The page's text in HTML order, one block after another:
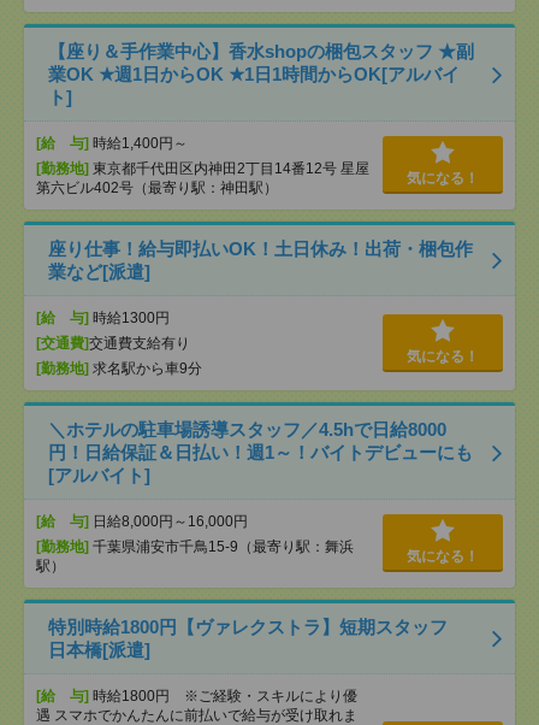
【座り＆手作業中心】香水shopの梱包スタッフ ★副
業OK ★週1日からOK ★1日1時間からOK[アルバイ
ト]
[給 与] 時給1,400円～
[勤務地] 東京都千代田区内神田2丁目14番12号 星屋
第六ビル402号（最寄り駅：神田駅）
気になる！
座り仕事！給与即払いOK！土日休み！出荷・梱包作
業など[派遣]
[給 与] 時給1300円
[交通費]交通費支給有り
[勤務地] 求名駅から車9分
気になる！
＼ホテルの駐車場誘導スタッフ／4.5hで日給8000
円！日給保証＆日払い！週1～！バイトデビューにも
[アルバイト]
[給 与] 日給8,000円～16,000円
[勤務地] 千葉県浦安市千鳥15-9（最寄り駅：舞浜
駅）
気になる！
特別時給1800円【ヴァレクストラ】短期スタッフ
日本橋[派遣]
[給 与] 時給1800円 ※ご経験・スキルにより優
遇 スマホでかんたんに前払いで給与が受け取れま